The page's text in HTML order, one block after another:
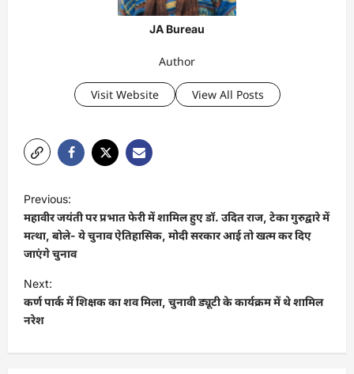
JA Bureau
Author
Visit Website View All Posts
o
s
t
n
a
Previous:
महावीर जयंती पर प्रभात फेरी में शामिल हुए डॉ. उदित राज, टेका गुरुद्वारे में
मत्था, बोले- ये चुनाव ऐतिहासिक, मोदी सरकार आई तो खत्म कर दिए
जाएंगे चुनाव
Next:
कर्ण पार्क में शिक्षक का शव मिला, चुनावी ड्यूटी के कार्यक्रम में थे शामिल
नरेश